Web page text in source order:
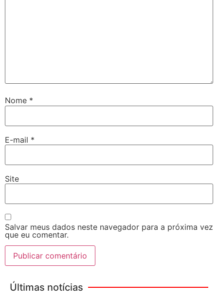
Nome *
E-mail *
Site
Salvar meus dados neste navegador para a próxima vez
que eu comentar.
Últimas notícias